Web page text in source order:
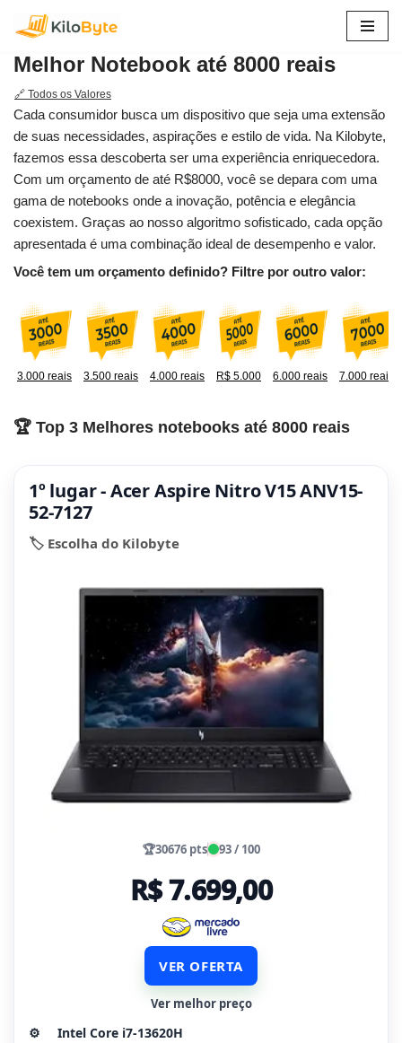
para
o
conteúdo
Melhor Notebook até 8000 reais
🔗 Todos os Valores
Cada consumidor busca um dispositivo que seja uma extensão
de suas necessidades, aspirações e estilo de vida. Na Kilobyte,
fazemos essa descoberta ser uma experiência enriquecedora.
Com um orçamento de até R$8000, você se depara com uma
gama de notebooks onde a inovação, potência e elegância
coexistem. Graças ao nosso algoritmo sofisticado, cada opção
apresentada é uma combinação ideal de desempenho e valor.
Você tem um orçamento definido? Filtre por outro valor:
3.000 reais 3.500 reais 4.000 reais R$ 5.000 6.000 reais 7.000 reais
🏆 Top 3 Melhores notebooks até 8000 reais
1º lugar - Acer Aspire Nitro V15 ANV15-
52-7127
🏷️ Escolha do Kilobyte
🏆30676 pts 93 / 100
R$ 7.699,00
VER OFERTA
Ver melhor preço
⚙️
Intel Core i7-13620H